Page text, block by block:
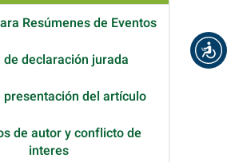
Resúmenes de Eventos
de declaración jurada
presentación del artículo
de autor y conflicto de
interes